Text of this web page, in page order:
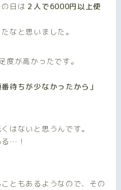
日は ２人で6000円以上使
なと思いました。
度が高かったです。
待ちが少なかったから」
はないと思うんです。
…！
ともあるようなので、その